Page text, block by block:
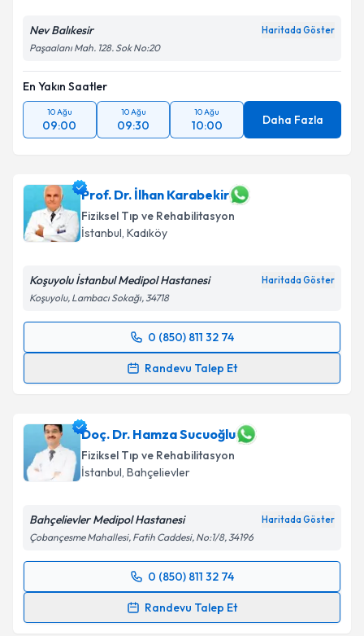
Nev Balıkesir Haritada Göster
Paşaalanı Mah. 128. Sok No:20
En Yakın Saatler
10 Ağu
09:00
10 Ağu
09:30
10 Ağu
10:00 Daha Fazla
Prof. Dr. İlhan Karabekir
Fiziksel Tıp ve Rehabilitasyon
İstanbul, Kadıköy
Koşuyolu İstanbul Medipol Hastanesi Haritada Göster
Koşuyolu, Lambacı Sokağı, 34718
0 (850) 811 32 74
Randevu Talep Et
Randevu Takvimi Talebi
takvim hazırlandığında e-posta ile bilgilendireceğiz.
E-posta Adresiniz
Kişisel verilerimin işlenmesine ilişkin
Metni'ni okudum ve kişisel verilerimin belirtilen
kapsamda işlenmesini kabul ediyorum.
Takvim Talebini Gönder
Doç. Dr. Hamza Sucuoğlu
Fiziksel Tıp ve Rehabilitasyon
İstanbul, Bahçelievler
Bahçelievler Medipol Hastanesi Haritada Göster
Çobançesme Mahallesi, Fatih Caddesi, No:1/8, 34196
0 (850) 811 32 74
Randevu Talep Et
Randevu Takvimi Talebi